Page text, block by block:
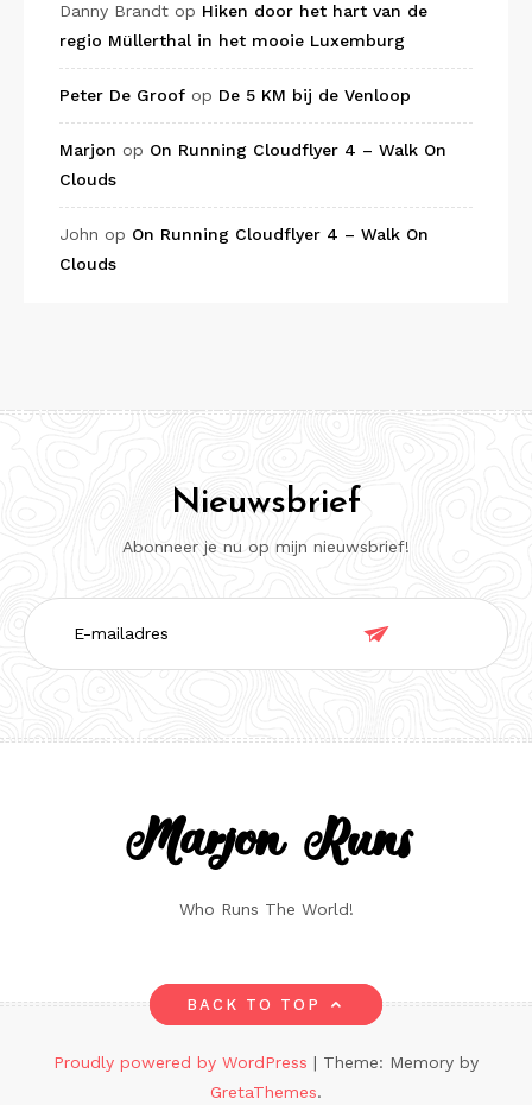
Danny Brandt op Hiken door het hart van de
regio Müllerthal in het mooie Luxemburg
Peter De Groof op De 5 KM bij de Venloop
Marjon op On Running Cloudflyer 4 – Walk On
Clouds
John op On Running Cloudflyer 4 – Walk On
Clouds
Nieuwsbrief
Abonneer je nu op mijn nieuwsbrief!
E-
mailadres

Marjon Runs
Who Runs The World!
BACK TO TOP
Proudly powered by WordPress | Theme: Memory by
GretaThemes.